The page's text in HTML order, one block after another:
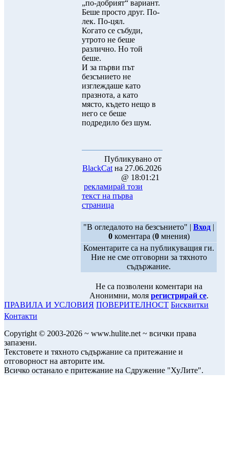
„по-добрият“ вариант.
Беше просто друг. По-
лек. По-цял.
Когато се събуди,
утрото не беше
различно. Но той
беше.
И за първи път
безсънието не
изглеждаше като
празнота, а като
място, където нещо в
него се беше
подредило без шум.
Публикувано от
BlackCat на 27.06.2026
@ 18:01:21
рекламирай този
текст на първа
страница
"В огледалото на безсънието" | Вход |
0коментара (0мнения)
Коментарите са на публикуващия ги.
Ние не сме отговорни за тяхното
съдържание.
Не са позволени коментари на
Анонимни, моля регистрирай се.
ПРАВИЛА И УСЛОВИЯ ПОВЕРИТЕЛНОСТ Бисквитки
Контакти
Copyright © 2003-2026 ~ www.hulite.net ~ всички права
запазени.
Текстовете и тяхното съдържание са притежание и
отговорност на авторите им.
Всичко останало е притежание на Сдружение "ХуЛите".